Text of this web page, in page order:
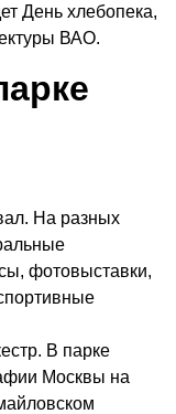
День хлебопека,
ВАО.
На разных
фотовыставки,
В парке
Москвы на